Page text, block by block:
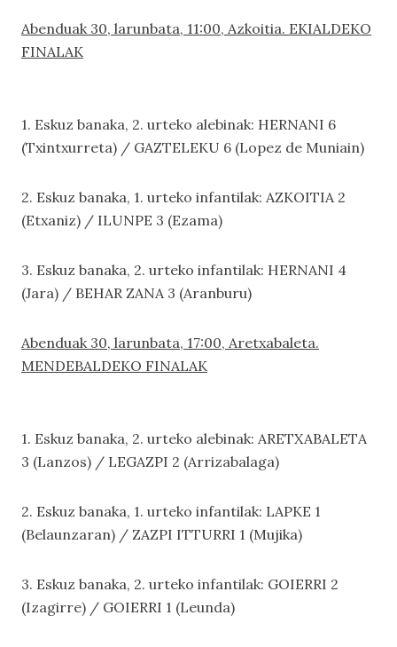
Abenduak 30, larunbata, 11:00, Azkoitia. EKIALDEKO
FINALAK
1. Eskuz banaka, 2. urteko alebinak: HERNANI 6
(Txintxurreta) / GAZTELEKU 6 (Lopez de Muniain)
2. Eskuz banaka, 1. urteko infantilak: AZKOITIA 2
(Etxaniz) / ILUNPE 3 (Ezama)
3. Eskuz banaka, 2. urteko infantilak: HERNANI 4
(Jara) / BEHAR ZANA 3 (Aranburu)
Abenduak 30, larunbata, 17:00, Aretxabaleta.
MENDEBALDEKO FINALAK
1. Eskuz banaka, 2. urteko alebinak: ARETXABALETA
3 (Lanzos) / LEGAZPI 2 (Arrizabalaga)
2. Eskuz banaka, 1. urteko infantilak: LAPKE 1
(Belaunzaran) / ZAZPI ITTURRI 1 (Mujika)
3. Eskuz banaka, 2. urteko infantilak: GOIERRI 2
(Izagirre) / GOIERRI 1 (Leunda)